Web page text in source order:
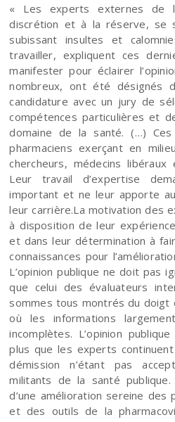
« Les experts externes de
discrétion et à la réserve, se
subissant insultes et
travailler, expliquent ces
manifester pour éclairer
nombreux, ont été désignés
candidature avec un jury de
compétences particulières et
domaine de la santé. (…)
pharmaciens exerçant en
chercheurs, médecins libéraux
Leur travail d’expertise
important et ne leur apporte
leur carrière.La motivation des
à disposition de leur
et dans leur détermination à
connaissances pour
L’opinion publique ne doit pas
que celui des évaluateurs
sommes tous montrés du
où les informations
incomplètes. L’opinion
plus que les experts
démission n’étant pas
militants de la santé
d’une amélioration sereine des
et des outils de la